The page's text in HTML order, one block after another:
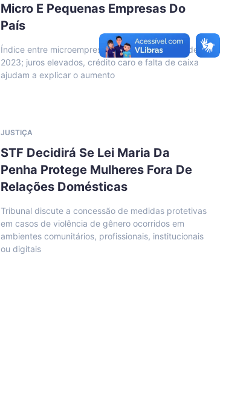
Micro E Pequenas Empresas Do
País
Índice entre microempresas avançou 133% desde
2023; juros elevados, crédito caro e falta de caixa
ajudam a explicar o aumento
JUSTIÇA
STF Decidirá Se Lei Maria Da
Penha Protege Mulheres Fora De
Relações Domésticas
Tribunal discute a concessão de medidas protetivas
em casos de violência de gênero ocorridos em
ambientes comunitários, profissionais, institucionais
ou digitais